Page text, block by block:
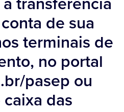
de sua
terminais de
no portal
pasep ou
das